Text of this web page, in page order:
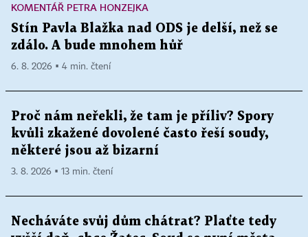
KOMENTÁŘ PETRA HONZEJKA
Stín Pavla Blažka nad ODS je delší, než se
zdálo. A bude mnohem hůř
6. 8. 2026 ▪ 4 min. čtení
Proč nám neřekli, že tam je příliv? Spory
kvůli zkažené dovolené často řeší soudy,
některé jsou až bizarní
3. 8. 2026 ▪ 13 min. čtení
Necháváte svůj dům chátrat? Plaťte tedy